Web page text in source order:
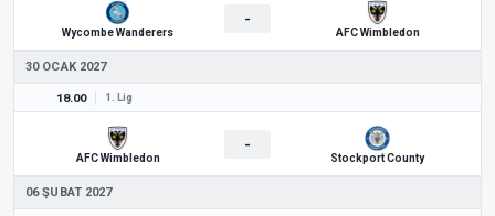
Wycombe Wanderers
-
AFC Wimbledon
30 OCAK 2027
18.00 1. Lig
AFC Wimbledon
-
Stockport County
06 ŞUBAT 2027